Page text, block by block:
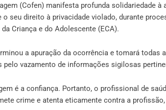
(Cofen) manifesta profunda solidariedade à
seu direito à privacidade violado, durante
Criança e do Adolescente (ECA).
a apuração da ocorrência e tomará todas
pelo vazamento de informações sigilosas
é a confiança. Portanto, o profissional de
crime e atenta eticamente contra a